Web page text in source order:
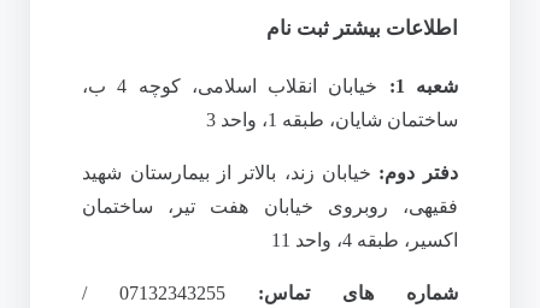
اطلاعات بیشتر ثبت نام
شعبه 1:
خیابان انقلاب اسلامی، کوچه 4 ب،
ساختمان شایان، طبقه 1، واحد 3
دفتر دوم: خیابان زند، بالاتر از بیمارستان شهید
فقیهی، روبروی خیابان هفت تیر، ساختمان
اکسیر، طبقه 4، واحد 11
شماره های تماس:
07132343255 /